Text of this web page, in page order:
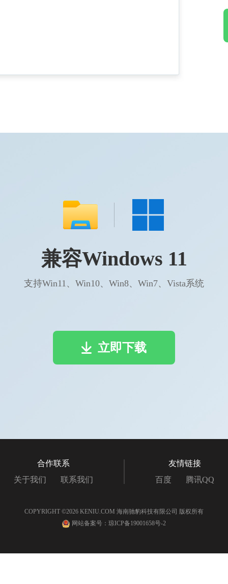
兼容Windows 11
支持Win11、Win10、Win8、Win7、Vista系统
立即下载
合作联系
关于我们
联系我们
友情链接
百度
腾讯QQ
COPYRIGHT ©2026 KENIU.COM 海南驰豹科技有限公司 版权所有
网站备案号：琼ICP备19001658号-2